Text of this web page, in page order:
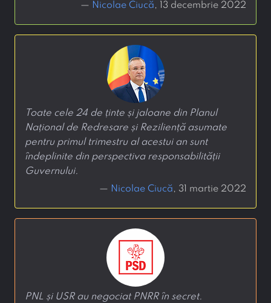
— Nicolae Ciucă, 13 decembrie 2022
Toate cele 24 de ținte și jaloane din Planul
Național de Redresare și Reziliență asumate
pentru primul trimestru al acestui an sunt
îndeplinite din perspectiva responsabilității
Guvernului.
— Nicolae Ciucă, 31 martie 2022
PNL și USR au negociat PNRR în secret.